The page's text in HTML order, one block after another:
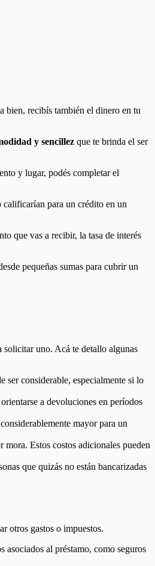
bien, recibís también el dinero en tu
y sencillez que te brinda el ser
y lugar, podés completar el
calificarían para un crédito en un
que vas a recibir, la tasa de interés
pequeñas sumas para cubrir un
solicitar uno. Acá te detallo algunas
ser considerable, especialmente si lo
a devoluciones en períodos
mayor para un
Estos costos adicionales pueden
que quizás no están bancarizadas
otros gastos o impuestos.
al préstamo, como seguros